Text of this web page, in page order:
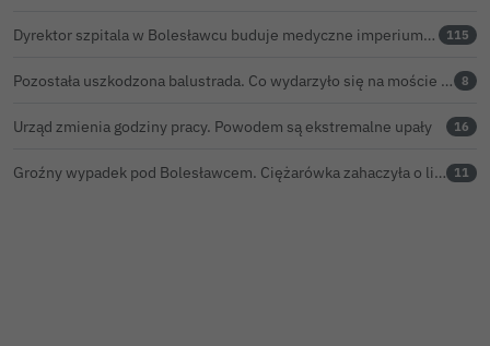
Dyrektor szpitala w Bolesławcu buduje medyczne imperium. „Gazeta Wyborcza” opisuje jego działalność w całej Polsce 115
Pozostała uszkodzona balustrada. Co wydarzyło się na moście w Bolesławcu? 8
Urząd zmienia godziny pracy. Powodem są ekstremalne upały 16
Groźny wypadek pod Bolesławcem. Ciężarówka zahaczyła o linię wysokiego napięcia 11